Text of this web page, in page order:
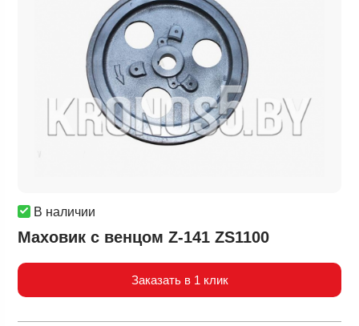
В наличии
Маховик с венцом Z-141 ZS1100
Заказать в 1 клик